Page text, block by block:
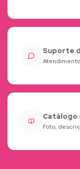
Suporte
Catálogo
Foto,